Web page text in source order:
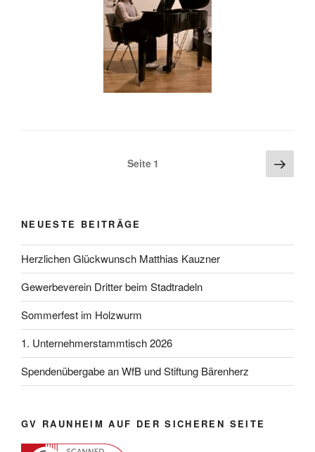
Seitennummerierung
Seite 1
Seite
NEUESTE BEITRÄGE
Herzlichen Glückwunsch Matthias Kauzner
Gewerbeverein Dritter beim Stadtradeln
Sommerfest im Holzwurm
1. Unternehmerstammtisch 2026
Spendenübergabe an WfB und Stiftung Bärenherz
GV RAUNHEIM AUF DER SICHEREN SEITE